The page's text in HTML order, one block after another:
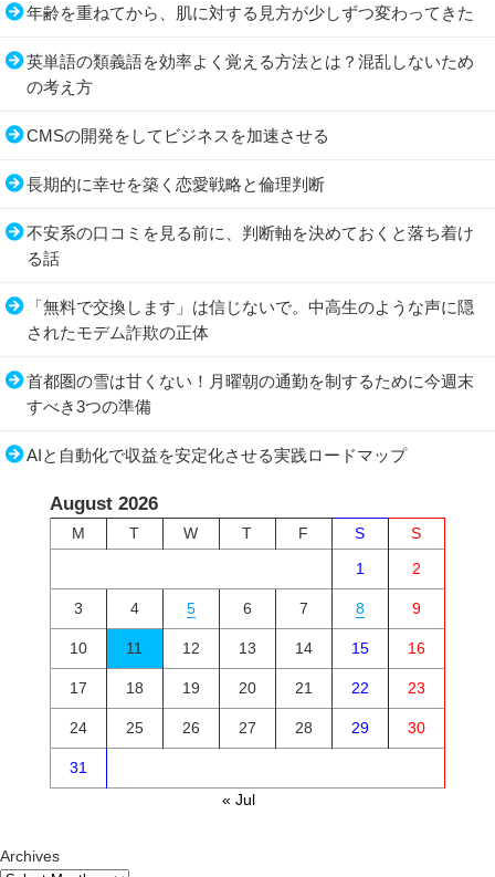
年齢を重ねてから、肌に対する見方が少しずつ変わってきた
英単語の類義語を効率よく覚える方法とは？混乱しないため
の考え方
CMSの開発をしてビジネスを加速させる
長期的に幸せを築く恋愛戦略と倫理判断
不安系の口コミを見る前に、判断軸を決めておくと落ち着け
る話
「無料で交換します」は信じないで。中高生のような声に隠
されたモデム詐欺の正体
首都圏の雪は甘くない！月曜朝の通勤を制するために今週末
すべき3つの準備
AIと自動化で収益を安定化させる実践ロードマップ
August 2026
M T W T F S
S
1
2
3 4 5 6 7 8 9
10 11 12 13 14 15 16
17 18 19 20 21 22 23
24 25 26 27 28 29 30
31
« Jul
Archives